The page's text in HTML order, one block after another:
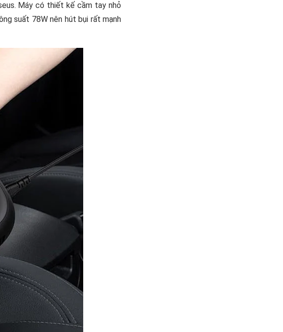
Máy có thiết kế cầm tay nhỏ
suất 78W nên hút bụi rất mạnh